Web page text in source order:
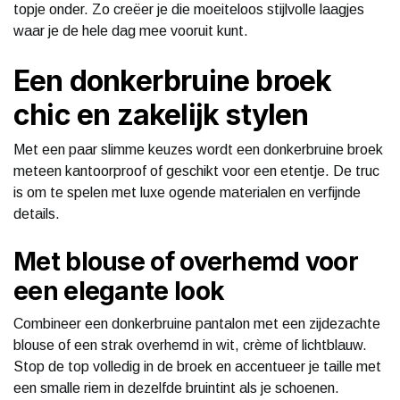
topje onder. Zo creëer je die moeiteloos stijlvolle laagjes
waar je de hele dag mee vooruit kunt.
Een donkerbruine broek
chic en zakelijk stylen
Met een paar slimme keuzes wordt een donkerbruine broek
meteen kantoorproof of geschikt voor een etentje. De truc
is om te spelen met luxe ogende materialen en verfijnde
details.
Met blouse of overhemd voor
een elegante look
Combineer een donkerbruine pantalon met een zijdezachte
blouse of een strak overhemd in wit, crème of lichtblauw.
Stop de top volledig in de broek en accentueer je taille met
een smalle riem in dezelfde bruintint als je schoenen.